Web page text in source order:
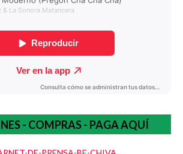
- COMPRAS - PAGA AQUÍ